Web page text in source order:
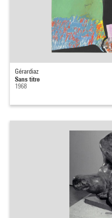
Gérardiaz
Sans titre
1968